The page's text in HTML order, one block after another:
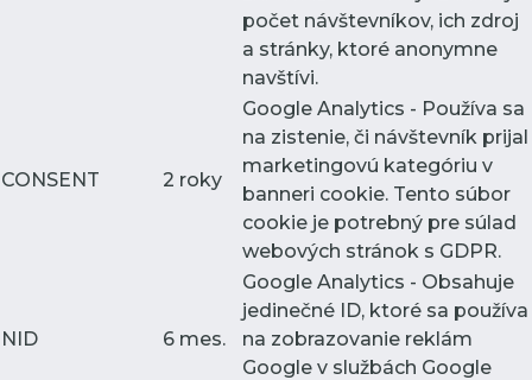
počet návštevníkov, ich zdroj
a stránky, ktoré anonymne
navštívi.
CONSENT 2 roky
Google Analytics - Používa sa
na zistenie, či návštevník prijal
marketingovú kategóriu v
banneri cookie. Tento súbor
cookie je potrebný pre súlad
webových stránok s GDPR.
NID 6 mes.
Google Analytics - Obsahuje
jedinečné ID, ktoré sa používa
na zobrazovanie reklám
Google v službách Google